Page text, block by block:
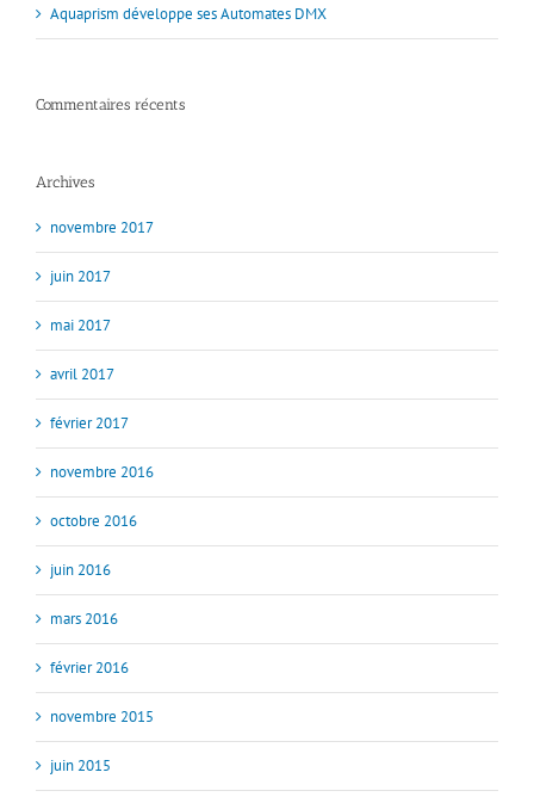
Aquaprism développe ses Automates DMX
Commentaires récents
Archives
novembre 2017
juin 2017
mai 2017
avril 2017
février 2017
novembre 2016
octobre 2016
juin 2016
mars 2016
février 2016
novembre 2015
juin 2015